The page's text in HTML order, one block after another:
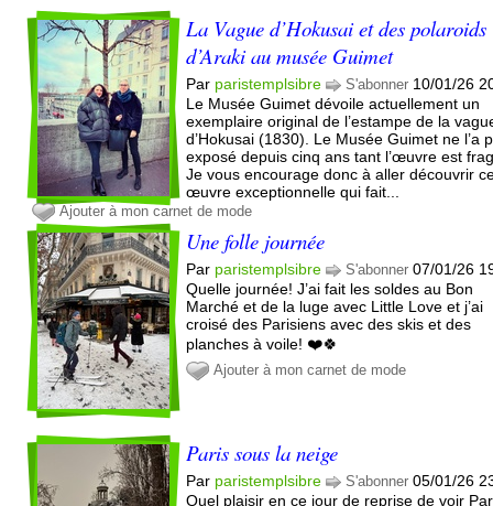
La Vague d’Hokusai et des polaroids
d’Araki au musée Guimet
Par paristemplsibre S'abonner 10/01/26
Le Musée Guimet dévoile actuellement un
exemplaire original de l’estampe de la
d’Hokusai (1830). Le Musée Guimet ne l’a
exposé depuis cinq ans tant l’œuvre est
Je vous encourage donc à aller découvrir
œuvre exceptionnelle qui fait...
Ajouter à mon carnet de mode
Une folle journée
Par paristemplsibre S'abonner 07/01/26
Quelle journée! J’ai fait les soldes au Bon
Marché et de la luge avec Little Love et j’ai
croisé des Parisiens avec des skis et des
planches à voile! ❤️🍀
Ajouter à mon carnet de mode
Paris sous la neige
Par paristemplsibre S'abonner 05/01/26
Quel plaisir en ce jour de reprise de voir